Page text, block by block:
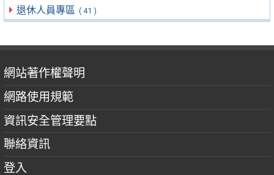
退休人員專區 ( 41 )
網站著作權聲明
網路使用規範
資訊安全管理要點
聯絡資訊
登入